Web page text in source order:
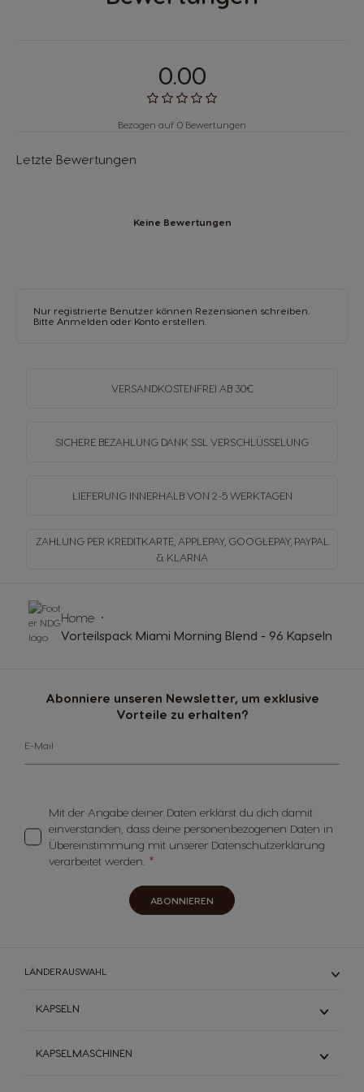
0.00
Bezogen auf 0 Bewertungen
Letzte Bewertungen
Keine Bewertungen
Nur registrierte Benutzer können Rezensionen schreiben.
Bitte Anmelden oder Konto erstellen
VERSANDKOSTENFREI AB 30€
SICHERE BEZAHLUNG DANK SSL VERSCHLÜSSELUNG
LIEFERUNG INNERHALB VON 2-5 WERKTAGEN
ZAHLUNG PER KREDITKARTE, APPLEPAY, GOOGLEPAY, PAYPAL
& KLARNA
Abonniere unseren Newsletter, um exklusive
Vorteile zu erhalten?
E-Mail
Mit der Angabe deiner Daten erklärst du dich damit
einverstanden, dass deine personenbezogenen Daten in
Übereinstimmung mit unserer Datenschutzerklärung
verarbeitet werden.
ABONNIEREN
Home
Vorteilspack Miami Morning Blend - 96 Kapseln
LÄNDERAUSWAHL
KAPSELN
Schwarzkaffee
KAPSELMASCHINEN